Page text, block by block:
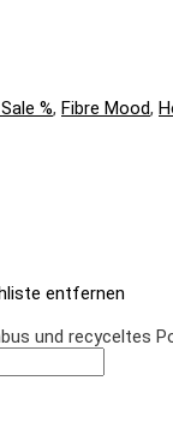
%, Fibre Mood,
entfernen
und recyceltes